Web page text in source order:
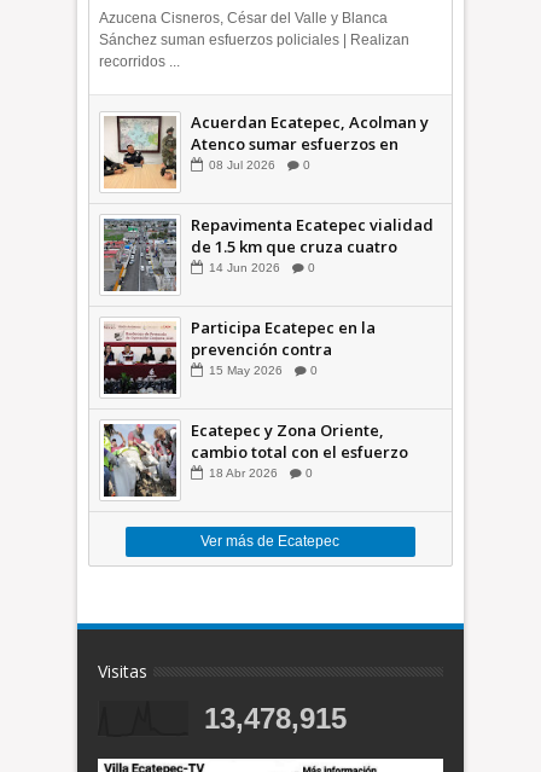
Azucena Cisneros, César del Valle y Blanca
Sánchez suman esfuerzos policiales | Realizan
recorridos ...
Acuerdan Ecatepec, Acolman y
Atenco sumar esfuerzos en
seguridad
08 Jul 2026 0
Repavimenta Ecatepec vialidad
de 1.5 km que cruza cuatro
comunidades +Video
14 Jun 2026 0
Participa Ecatepec en la
prevención contra
inundaciones en el Valle de
15 May 2026 0
Ecatepec y Zona Oriente,
cambio total con el esfuerzo
conjunto: Azucena; retiran 21
18 Abr 2026 0
Ver más de Ecatepec
Visitas
13,478,915